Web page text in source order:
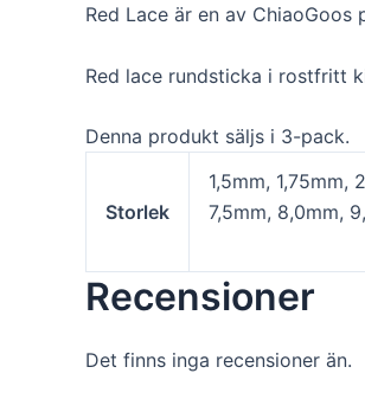
Red Lace är en av ChiaoGoos
Red lace rundsticka i rostfritt
Denna produkt säljs i 3-pack.
Storlek
1,5mm, 1,75mm,
7,5mm, 8,0mm,
Recensioner
Det finns inga recensioner än.
uppbyggnad,
hur hemsidan
används.
hemsida ska
möjligt under
ditt besök.
de här